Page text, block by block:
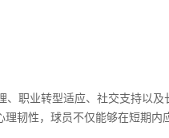
职业转型适应、社交支持以
韧性，球员不仅能够在短期